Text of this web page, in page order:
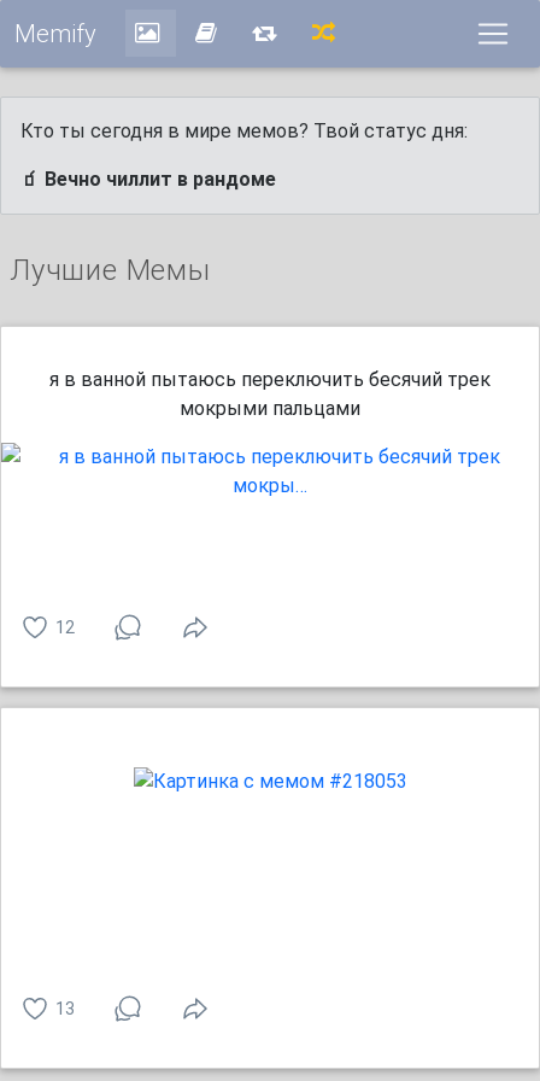
Memify
Кто ты сегодня в мире мемов? Твой статус дня:
🧃 Вечно чиллит в рандоме
Лучшие Мемы
я в ванной пытаюсь переключить бесячий трек
мокрыми пальцами
12
13